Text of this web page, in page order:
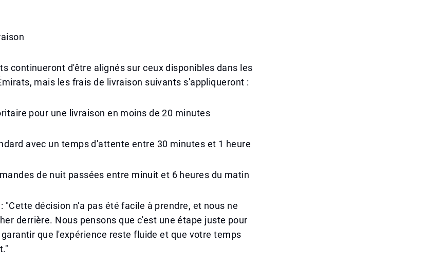
continueront d'être alignés sur ceux disponibles dans les
mais les frais de livraison suivants s'appliqueront :
pour une livraison en moins de 20 minutes
avec un temps d'attente entre 30 minutes et 1 heure
de nuit passées entre minuit et 6 heures du matin
"Cette décision n'a pas été facile à prendre, et nous ne
derrière. Nous pensons que c'est une étape juste pour
que l'expérience reste fluide et que votre temps